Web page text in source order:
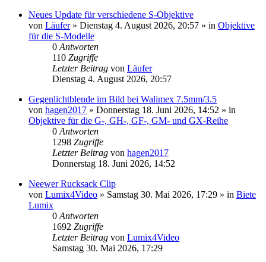
Neues Update für verschiedene S-Objektive
von Läufer» Dienstag 4. August 2026, 20:57 » in Objektive
für die S-Modelle
0 Antworten
110 Zugriffe
Letzter Beitrag von Läufer
Dienstag 4. August 2026, 20:57
Gegenlichtblende im Bild bei Walimex 7.5mm/3.5
von hagen2017 » Donnerstag 18. Juni 2026, 14:52 » in
Objektive für die G-, GH-, GF-, GM- und GX-Reihe
0 Antworten
1298 Zugriffe
Letzter Beitrag von hagen2017
Donnerstag 18. Juni 2026, 14:52
Neewer Rucksack Clip
von Lumix4Video » Samstag 30. Mai 2026, 17:29 » in Biete
Lumix
0 Antworten
1692 Zugriffe
Letzter Beitrag von Lumix4Video
Samstag 30. Mai 2026, 17:29